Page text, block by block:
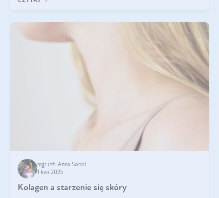
mgr inż. Anna Sobol
1 kwi 2025
Kolagen a starzenie się skóry